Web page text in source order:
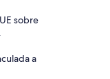
sobre
a